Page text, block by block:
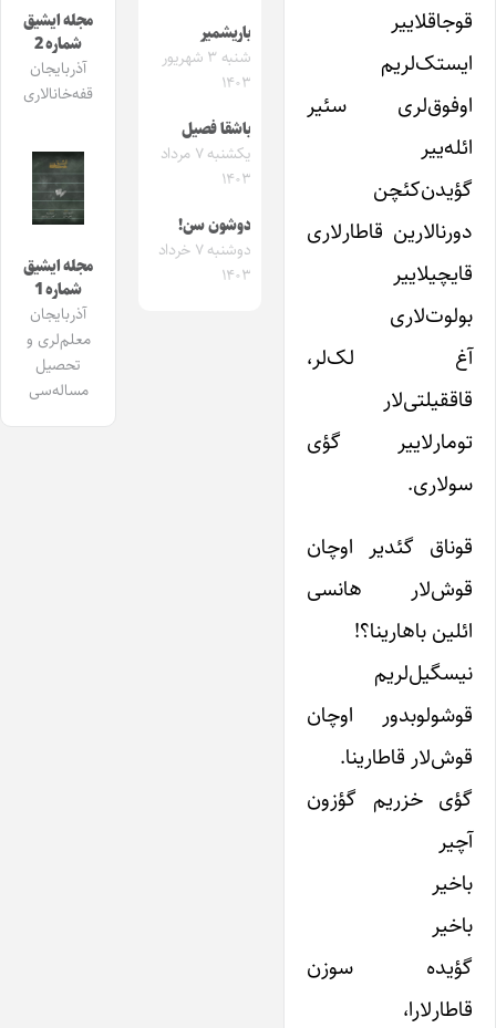
قوجاقلاییر
ایستک‌لریم
‌اوفوق‌لری سئیر
ائله‌ییر
گؤیدن‌کئچن
دورنا‌‌لارین قاطار‌لاری
قایچیلاییر
بولوت‌لاری
آغ لک‌لر،
قاققیلتی‌‌لار
تومارلاییر گؤی
سو‌لاری.
قوناق گئدیر اوچان
قوش‌لار هانسی
ائلین باهارینا؟!
نیسگیل‌لریم
قوشولوبدور اوچان
قوش‌لار قاطارینا.
گؤی خزریم گؤزون
آچیر
باخیر
باخیر
گؤیده سوزن
قاطار‌لارا،
باریشمیر
شنبه ۳ شهریور
۱۴۰۳
باشقا فصیل
یکشنبه ۷ مرداد
۱۴۰۳
دوشون سن!
دوشنبه ۷ خرداد
۱۴۰۳
مجله ایشیق
شماره 2
آذربایجان
قفه‌خانالاری
مجله ایشیق
شماره 1
آذربایجان
معلم‌لری و
تحصیل
مساله‌سی